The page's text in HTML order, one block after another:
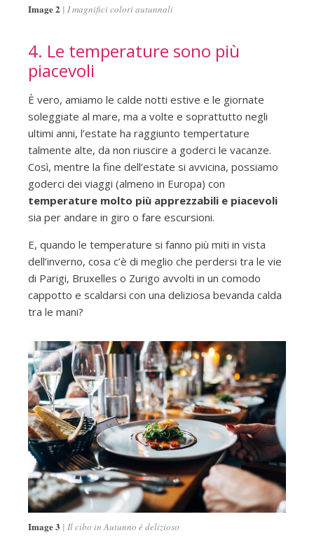
Image 2 I magnifici colori autunnali
4. Le temperature sono più
piacevoli
È vero, amiamo le calde notti estive e le giornate
soleggiate al mare, ma a volte e soprattutto negli
ultimi anni, l’estate ha raggiunto tempertature
talmente alte, da non riuscire a goderci le vacanze.
Così, mentre la fine dell’estate si avvicina, possiamo
goderci dei viaggi (almeno in Europa) con
temperature molto più apprezzabili e piacevoli
sia per andare in giro o fare escursioni.
E, quando le temperature si fanno più miti in vista
dell’inverno, cosa c’è di meglio che perdersi tra le vie
di Parigi, Bruxelles o Zurigo avvolti in un comodo
cappotto e scaldarsi con una deliziosa bevanda calda
tra le mani?
Image 3 Il cibo in Autunno è delizioso